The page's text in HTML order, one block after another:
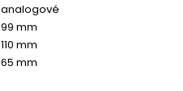
analogové
99 mm
110 mm
65 mm